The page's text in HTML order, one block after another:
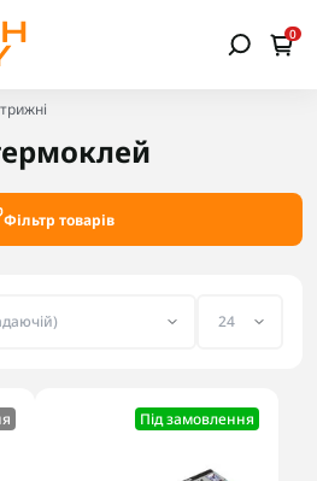
0
Фільтр товарів
Під замовлення